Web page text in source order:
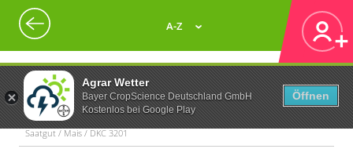
Agrar Wetter
Bayer CropScience Deutschland GmbH
Kostenlos bei Google Play
Öffnen
A-Z
Saatgut / Mais / DKC 3201